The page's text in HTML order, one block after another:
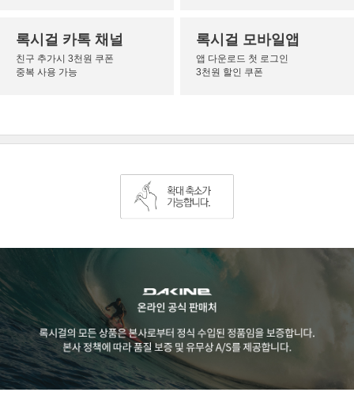
록시걸 카톡 채널
친구 추가시 3천원 쿠폰
중복 사용 가능
록시걸 모바일앱
앱 다운로드 첫 로그인
3천원 할인 쿠폰